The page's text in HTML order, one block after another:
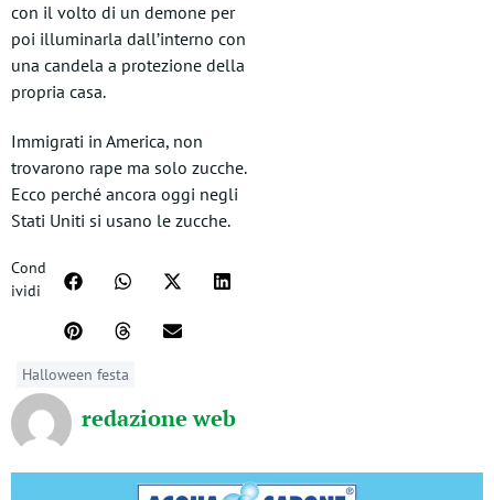
con il volto di un demone per
poi illuminarla dall’interno con
una candela a protezione della
propria casa.
Immigrati in America, non
trovarono rape ma solo zucche.
Ecco perché ancora oggi negli
Stati Uniti si usano le zucche.
Cond
ividi
Halloween festa
redazione web